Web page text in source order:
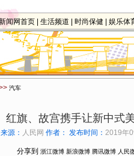
闻网首页 生活频道 时尚保健 娱乐体
汽车
红旗、故宫携手让新中式
来源： 人民网 作者： 发布时间： 2019年
分享到 浙江微博 新浪微博 腾讯微博 人民